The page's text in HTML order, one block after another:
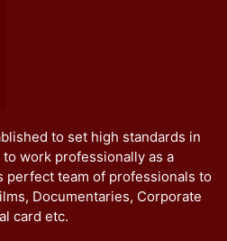
to set high standards in
work professionally as a
perfect team of professionals to
Documentaries, Corporate
card etc.